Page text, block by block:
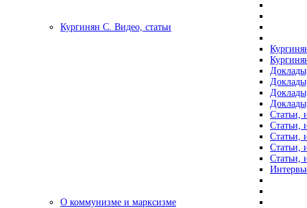
Кургинян С. Видео, статьи
Статьи,
Статьи,
Статьи,
Статьи,
Статьи,
О коммунизме и марксизме